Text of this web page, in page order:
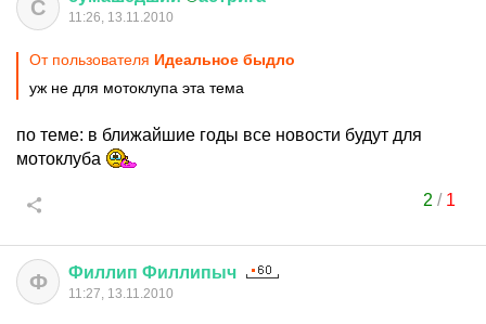
С 11:26, 13.11.2010
От пользователя Идеальное быдло
уж не для мотоклупа эта тема
по теме: в ближайшие годы все новости будут для
мотоклуба
2 / 1
Ф Филлип Филлипыч
11:27, 13.11.2010